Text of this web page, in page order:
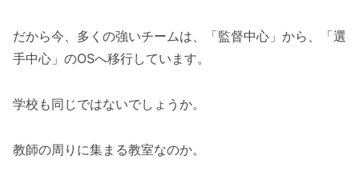
だから今、多くの強いチームは、「監督中心」から、「選
手中心」のOSへ移行しています。
学校も同じではないでしょうか。
教師の周りに集まる教室なのか。